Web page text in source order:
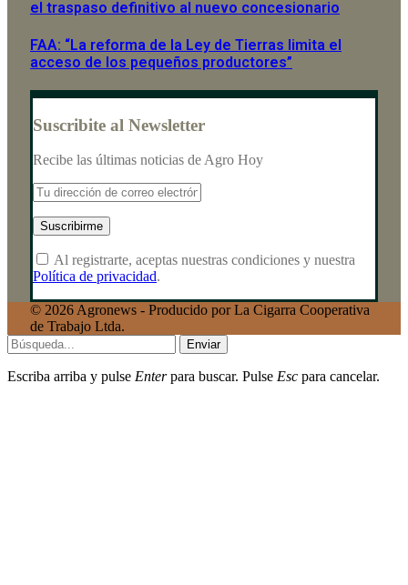
el traspaso definitivo al nuevo concesionario
FAA: “La reforma de la Ley de Tierras limita el
acceso de los pequeños productores”
Suscribite al Newsletter
Recibe las últimas noticias de Agro Hoy
Al registrarte, aceptas nuestras condiciones y nuestra
Política de privacidad.
© 2026 Agronews - Producido por La Cigarra Cooperativa
de Trabajo Ltda.
Enviar
Escriba arriba y pulse Enterpara buscar. Pulse Esc para cancelar.